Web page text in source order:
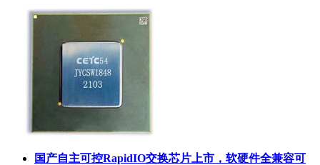
国产自主可控RapidIO交换芯片上市，软硬件全兼容可